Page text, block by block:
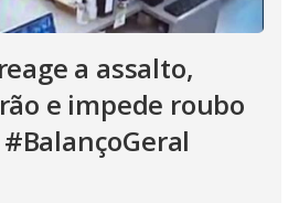
a assalto,
e impede roubo